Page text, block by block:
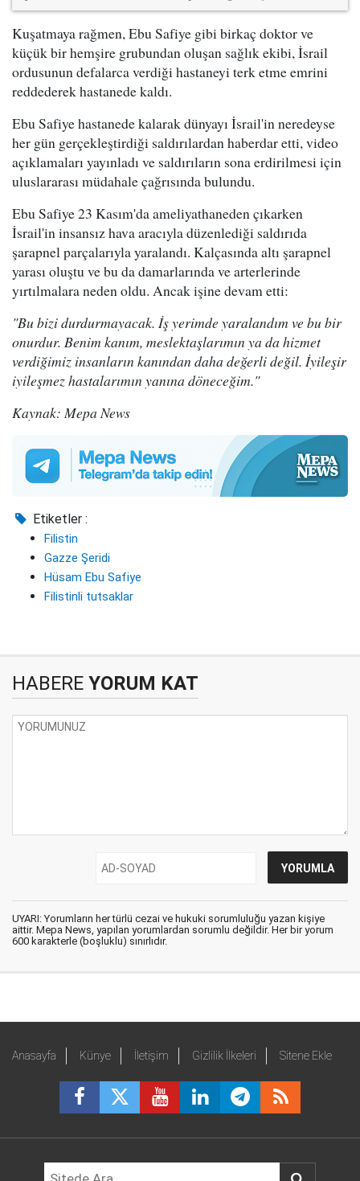
Kuşatmaya rağmen, Ebu Safiye gibi birkaç doktor ve
küçük bir hemşire grubundan oluşan sağlık ekibi, İsrail
ordusunun defalarca verdiği hastaneyi terk etme emrini
reddederek hastanede kaldı.
Ebu Safiye hastanede kalarak dünyayı İsrail'in neredeyse
her gün gerçekleştirdiği saldırılardan haberdar etti, video
açıklamaları yayınladı ve saldırıların sona erdirilmesi için
uluslararası müdahale çağrısında bulundu.
Ebu Safiye 23 Kasım'da ameliyathaneden çıkarken
İsrail'in insansız hava aracıyla düzenlediği saldırıda
şarapnel parçalarıyla yaralandı. Kalçasında altı şarapnel
yarası oluştu ve bu da damarlarında ve arterlerinde
yırtılmalara neden oldu. Ancak işine devam etti:
"Bu bizi durdurmayacak. İş yerimde yaralandım ve bu bir
onurdur. Benim kanım, meslektaşlarımın ya da hizmet
verdiğimiz insanların kanından daha değerli değil. İyileşir
iyileşmez hastalarımın yanına döneceğim."
Kaynak: Mepa News
Etiketler :
Filistin
Gazze Şeridi
Hüsam Ebu Safiye
Filistinli tutsaklar
HABERE YORUM KAT
UYARI: Yorumların her türlü cezai ve hukuki sorumluluğu yazan kişiye
aittir. Mepa News, yapılan yorumlardan sorumlu değildir. Her bir yorum
600 karakterle (boşluklu) sınırlıdır.
Anasayfa Künye İletişim Gizlilik İlkeleri Sitene Ekle